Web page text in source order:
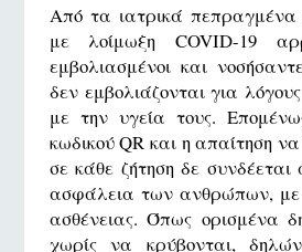
Από τα ιατρικά πεπραγμένα
με λοίμωξη COVID-19
εμβολιασμένοι και
δεν εμβολιάζονται για
με την υγεία τους.
κωδικού QR και η απαίτηση
σε κάθε ζήτηση δε συνδέεται
ασφάλεια των ανθρώπων, με
ασθένειας. Όπως ορισμένα
χωρίς να κρύβονται,